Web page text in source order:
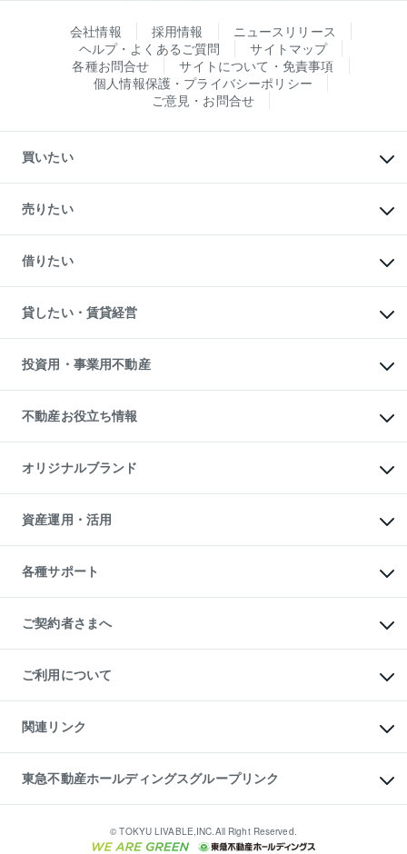
会社情報 採用情報
ニュースリリース
ヘルプ・よくあるご質問
サイトマップ
各種お問合せ
サイトについて・免責事項
個人情報保護・プライバシーポリシー
ご意見・お問合せ
買いたい
新築・分譲マンションの購入
中古マンションの購入
一戸建ての購入
中古一戸建ての購入
不動産購入の流れ
注目キーワード物件特集
購入ガイド
English 繁体中文簡体中文
売りたい
一戸建ての売却・査定
土地の売却・査定
スピードAI査定
不動産査定について
不動産売却の流れ
不動産買換えの流れ
売却ガイド
借りたい
オフィス・店舗の賃貸
借りるときの流れ
借りるガイド
貸したい・賃貸経営
マンション賃料データ
賃貸管理プラン
リロケーションについて
貸すガイド
投資用・事業用不動産
事業用不動産
マンション投資
投資用マンション
アパート経営
収益物件
ビル購入（ビル一棟）
投資用不動産の売却査定
事業用不動産の売却査定
不動産お役立ち情報
マンションライブラリー
人気マンションランキング
暮らしに役立つ不動産メディア
不動産相場・不動産価格情報
不動産コラム・ニュース
不動産用語集
不動産なんでもネット相談室
住まいの税金
オリジナルブランド
一棟リノベーションマンション
L`GENTE（ルジェンテ）
区分リノベーションマンション
投資用一棟レジデンスWELL
不動産小口投資
LEGACIA（レガシア）
資産運用・活用
不動産M&A
アセットマネジメント・出資
各種サポート
相続サポート
リフォームサポート
ご契約者さまへ
ご紹介・再契約特典
入居者様専用-各種ご案内（賃貸）
東急こすもす会「こすもすWeb」
ご利用について
金融商品取引について
東急リバブル ソーシャルメディアポリシー
ご意見・お問い合わせ（金融商品取引専用の相談・お問い合わせ窓口）
ダイレクトメール（郵送物）・Eメールなどの送付停止について
関連リンク
これからご結婚される方に東急百貨店のブライダルクラブ
人材サービスのご用命は 東急リバブルスタッフ株式会社まで
東北の逸品を贈ります 東北すぐれものセレクション
東急不動産ホールディングスグループリンク
東急コミュニティー© TOKYU LIVABLE,INC.All Right Reserved.